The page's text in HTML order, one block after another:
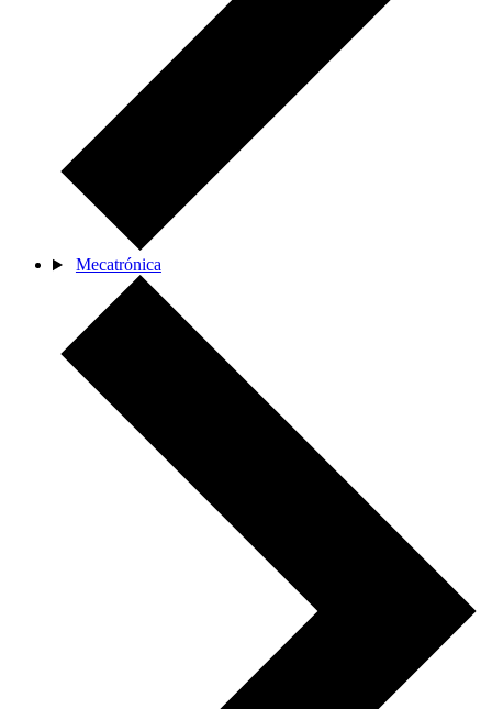
Mecatrónica